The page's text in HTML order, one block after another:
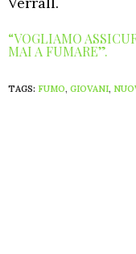
“VOGLIAMO
MAI A FUMARE”.
TAGS: FUMO, GIOVANI,